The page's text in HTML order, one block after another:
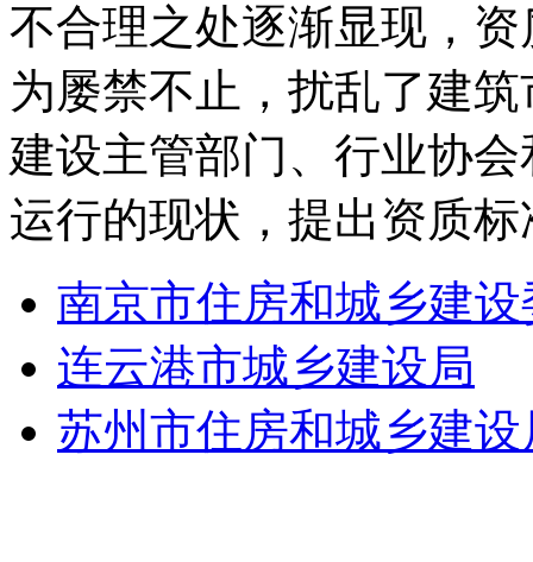
不合理之处逐渐显现，
为屡禁不止，扰乱了建
建设主管部门、行业协
运行的现状，提出资质
南京市住房和城乡建设
连云港市城乡建设局
苏州市住房和城乡建设